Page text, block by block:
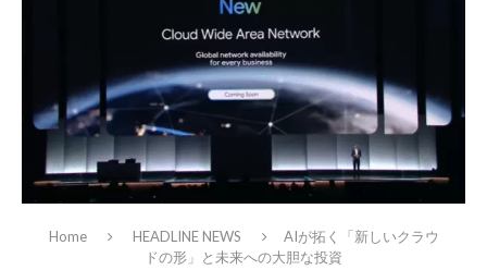
Home HEADLINE NEWS
AIが拓く「新しいクラウ
ドの形」と未来への大胆な投資